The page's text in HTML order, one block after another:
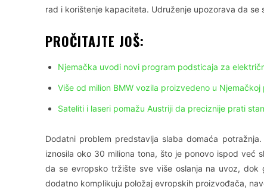
rad i korištenje kapaciteta. Udruženje upozorava da se
PROČITAJTE JOŠ:
Njemačka uvodi novi program podsticaja za
Više od milion BMW vozila proizvedeno u Njemačkoj
Sateliti i laseri pomažu Austriji da preciznije prati
Dodatni problem predstavlja slaba domaća
iznosila oko 30 miliona tona, što je ponovo ispod već
da se evropsko tržište sve više oslanja na uvoz,
dodatno komplikuju položaj evropskih proizvođača,